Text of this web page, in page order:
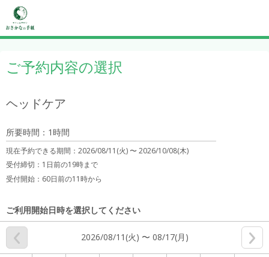
ご予約内容の選択
ヘッドケア
所要時間：1時間
現在予約できる期間： 2026/08/11(火) 〜2026/10/08(木)
受付締切： 1日前の19時まで
受付開始： 60日前の11時から
ご利用開始日時を選択してください
2026/08/11(火) 〜 08/17(月)